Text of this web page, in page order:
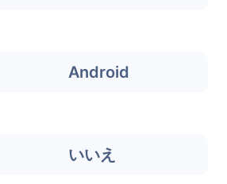
Android
いいえ